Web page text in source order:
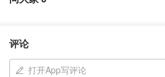
评论
打开App写评论